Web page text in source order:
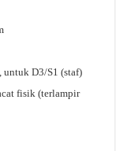
D3/S1 (staf)
fisik (terlampir